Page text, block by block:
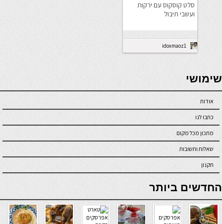
סלט קוסקוס עם ירקות
ועשבי תיבול
idoxmaoz1
seriöse online casinos österreich
שימושי
אודות
כתבו לנו
מתכון מכל מקום
שאלות ותשובות
תקנון
online casino
החדשים ביותר